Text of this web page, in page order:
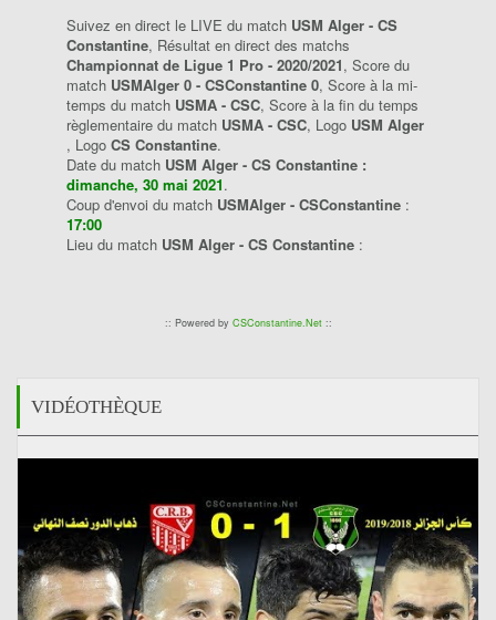
Suivez en direct le LIVE du match USM Alger - CS
Constantine, Résultat en direct des matchs
Championnat de Ligue 1 Pro - 2020/2021, Score du
match USMAlger 0 - CSConstantine 0, Score à la mi-
temps du match USMA - CSC, Score à la fin du temps
règlementaire du match USMA - CSC, Logo USM Alger
, Logo CS Constantine.
Date du match USM Alger - CS Constantine :
dimanche, 30 mai 2021.
Coup d'envoi du match USMAlger - CSConstantine :
17:00
Lieu du match USM Alger - CS Constantine :
:: Powered by CSConstantine.Net::
VIDÉOTHÈQUE